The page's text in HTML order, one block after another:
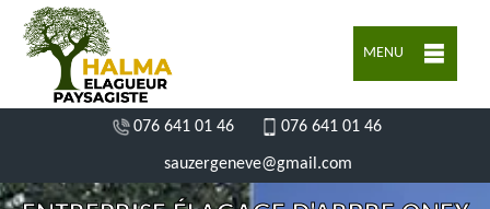
MENU
076 641 01 46 076 641 01 46
sauzergeneve@gmail.com